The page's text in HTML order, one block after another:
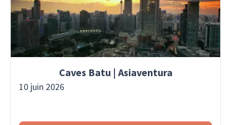
Caves Batu | Asiaventura
10 juin 2026